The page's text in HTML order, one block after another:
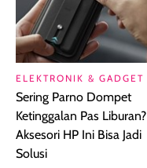
ELEKTRONIK & GADGET
Sering Parno Dompet
Ketinggalan Pas Liburan?
Aksesori HP Ini Bisa Jadi
Solusi